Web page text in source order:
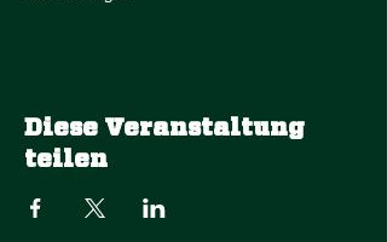
Diese Veranstaltung
teilen